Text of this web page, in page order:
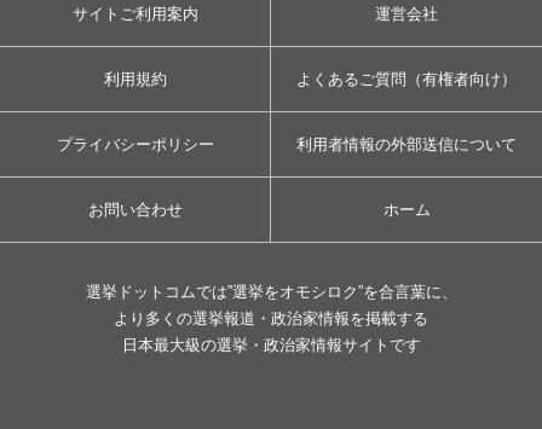
サイトご利用案内 運営会社
利用規約 よくあるご質問（有権者向け）
プライバシーポリシー 利用者情報の外部送信について
お問い合わせ ホーム
選挙ドットコムでは”選挙をオモシロク”を合言葉に、
より多くの選挙報道・政治家情報を掲載する
日本最大級の選挙・政治家情報サイトです